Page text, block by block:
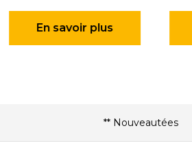
En savoir plus
** Nouveautées